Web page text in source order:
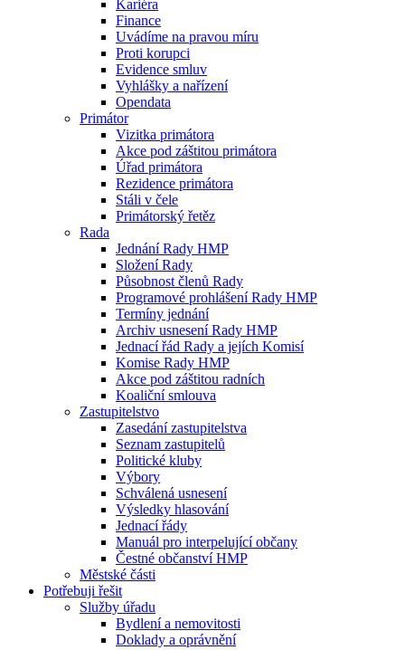
Kariéra
Finance
Uvádíme na pravou míru
Proti korupci
Evidence smluv
Vyhlášky a nařízení
Opendata
Primátor
Vizitka primátora
Akce pod záštitou primátora
Úřad primátora
Rezidence primátora
Stáli v čele
Primátorský řetěz
Rada
Jednání Rady HMP
Složení Rady
Působnost členů Rady
Programové prohlášení Rady HMP
Termíny jednání
Archiv usnesení Rady HMP
Jednací řád Rady a jejích Komisí
Komise Rady HMP
Akce pod záštitou radních
Koaliční smlouva
Zastupitelstvo
Zasedání zastupitelstva
Seznam zastupitelů
Politické kluby
Výbory
Schválená usnesení
Výsledky hlasování
Jednací řády
Manuál pro interpelující občany
Čestné občanství HMP
Městské části
Potřebuji řešit
Služby úřadu
Bydlení a nemovitosti
Doklady a oprávnění